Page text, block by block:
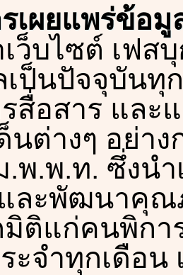
เผยแพร่ข้อมู
ว็บไซต์ เฟส
ป็นปัจจุบันทุ
สื่อสาร และ
นต่างๆ อย่า
.พ.พ.ท. ซึ่งน
และพัฒนาคุ
ติแก่คนพิกา
ะจำทุกเดือน